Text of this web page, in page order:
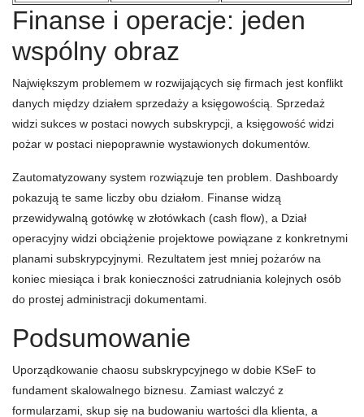
Finanse i operacje: jeden
wspólny obraz
Największym problemem w rozwijających się firmach jest konflikt
danych między działem sprzedaży a księgowością. Sprzedaż
widzi sukces w postaci nowych subskrypcji, a księgowość widzi
pożar w postaci niepoprawnie wystawionych dokumentów.
Zautomatyzowany system rozwiązuje ten problem. Dashboardy
pokazują te same liczby obu działom. Finanse widzą
przewidywalną gotówkę w złotówkach (cash flow), a Dział
operacyjny widzi obciążenie projektowe powiązane z konkretnymi
planami subskrypcyjnymi. Rezultatem jest mniej pożarów na
koniec miesiąca i brak konieczności zatrudniania kolejnych osób
do prostej administracji dokumentami.
Podsumowanie
Uporządkowanie chaosu subskrypcyjnego w dobie KSeF to
fundament skalowalnego biznesu. Zamiast walczyć z
formularzami, skup się na budowaniu wartości dla klienta, a